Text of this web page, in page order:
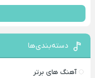
دسته‌بندی‌ها
آهنگ های برتر